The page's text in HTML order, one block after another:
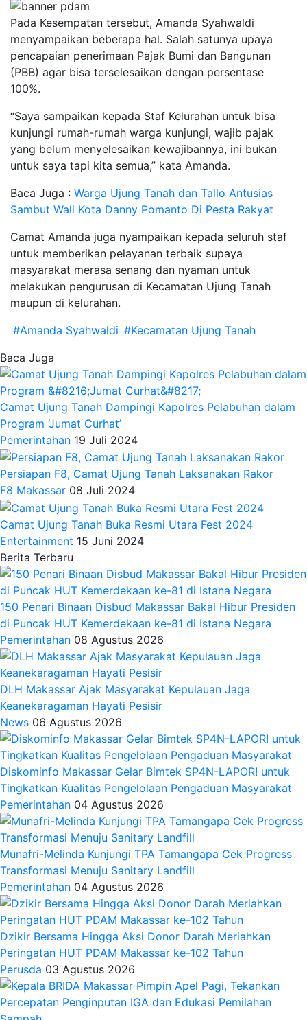
Pada Kesempatan tersebut, Amanda Syahwaldi
menyampaikan beberapa hal. Salah satunya upaya
pencapaian penerimaan Pajak Bumi dan Bangunan
(PBB) agar bisa terselesaikan dengan persentase
100%.
“Saya sampaikan kepada Staf Kelurahan untuk bisa
kunjungi rumah-rumah warga kunjungi, wajib pajak
yang belum menyelesaikan kewajibannya, ini bukan
untuk saya tapi kita semua,” kata Amanda.
Baca Juga : Warga Ujung Tanah dan Tallo Antusias
Sambut Wali Kota Danny Pomanto Di Pesta Rakyat
Camat Amanda juga nyampaikan kepada seluruh staf
untuk memberikan pelayanan terbaik supaya
masyarakat merasa senang dan nyaman untuk
melakukan pengurusan di Kecamatan Ujung Tanah
maupun di kelurahan.
#Amanda Syahwaldi #Kecamatan Ujung Tanah
Baca Juga
Camat Ujung Tanah Dampingi Kapolres Pelabuhan dalam
Program ‘Jumat Curhat’
Pemerintahan 19 Juli 2024
Persiapan F8, Camat Ujung Tanah Laksanakan Rakor
F8 Makassar 08 Juli 2024
Camat Ujung Tanah Buka Resmi Utara Fest 2024
Entertainment 15 Juni 2024
Berita Terbaru
150 Penari Binaan Disbud Makassar Bakal Hibur Presiden
di Puncak HUT Kemerdekaan ke-81 di Istana Negara
Pemerintahan 08 Agustus 2026
DLH Makassar Ajak Masyarakat Kepulauan Jaga
Keanekaragaman Hayati Pesisir
News 06 Agustus 2026
Diskominfo Makassar Gelar Bimtek SP4N-LAPOR! untuk
Tingkatkan Kualitas Pengelolaan Pengaduan Masyarakat
Pemerintahan 04 Agustus 2026
Munafri-Melinda Kunjungi TPA Tamangapa Cek Progress
Transformasi Menuju Sanitary Landfill
Pemerintahan 04 Agustus 2026
Dzikir Bersama Hingga Aksi Donor Darah Meriahkan
Peringatan HUT PDAM Makassar ke-102 Tahun
Perusda 03 Agustus 2026